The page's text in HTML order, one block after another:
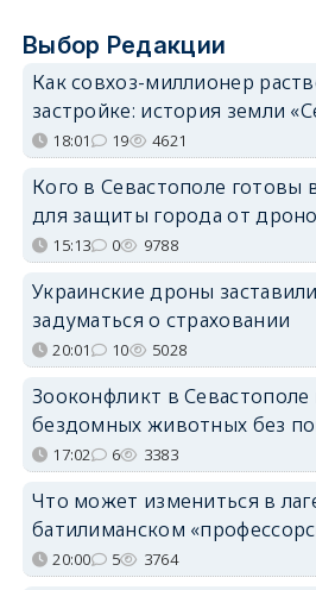
Выбор Редакции
Как совхоз-миллионер
застройке: история земли
18:01 19 4621
Кого в Севастополе готовы
для защиты города от
15:13 0 9788
Украинские дроны
задуматься о страховании
20:01 10 5028
Зооконфликт в
бездомных животных без
17:02 6 3383
Что может измениться в
батилиманском
20:00 5 3764